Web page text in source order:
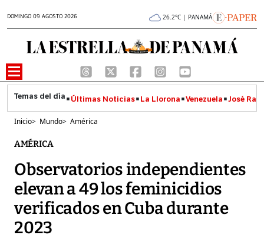
DOMINGO 09 AGOSTO 2026 26.2°C | PANAMÁ
Últimas Noticias La Llorona Venezuela José
Inicio> Mundo> América
AMÉRICA
Observatorios independientes
elevan a 49 los feminicidios
verificados en Cuba durante
2023